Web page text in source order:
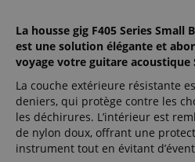
La housse gig F405 Series Small
est une solution élégante et
voyage votre guitare acoustique
La couche extérieure résistante
deniers, qui protège contre les
les déchirures. L’intérieur est
de nylon doux, offrant une
instrument tout en évitant